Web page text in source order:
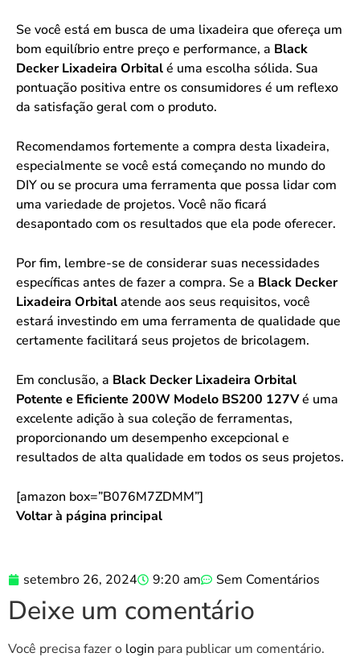
Se você está em busca de uma lixadeira que ofereça um
bom equilíbrio entre preço e performance, a Black
Decker Lixadeira Orbitalé uma escolha sólida. Sua
pontuação positiva entre os consumidores é um reflexo
da satisfação geral com o produto.
Recomendamos fortemente a compra desta lixadeira,
especialmente se você está começando no mundo do
DIY ou se procura uma ferramenta que possa lidar com
uma variedade de projetos. Você não ficará
desapontado com os resultados que ela pode oferecer.
Por fim, lembre-se de considerar suas necessidades
específicas antes de fazer a compra. Se a Black Decker
Lixadeira Orbitalatende aos seus requisitos, você
estará investindo em uma ferramenta de qualidade que
certamente facilitará seus projetos de bricolagem.
Em conclusão, a Black Decker Lixadeira Orbital
Potente e Eficiente 200W Modelo BS200 127Vé uma
excelente adição à sua coleção de ferramentas,
proporcionando um desempenho excepcional e
resultados de alta qualidade em todos os seus projetos.
[amazon box=”B076M7ZDMM”]
Voltar à página principal
setembro 26, 2024 9:20 am Sem Comentários
Deixe um comentário
Você precisa fazer o login para publicar um comentário.